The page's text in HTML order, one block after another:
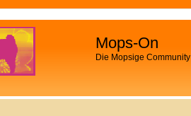
Mops-On
Die Mopsige Community